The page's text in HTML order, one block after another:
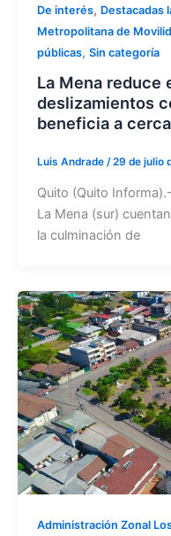
De interés, Destacadas
Metropolitana de
públicas, Sin categoría
La Mena reduce
deslizamientos
beneficia a
Luis Andrade /29 de julio
Quito (Quito
La Mena (sur)
la culminación de
Administración Zonal